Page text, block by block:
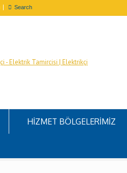
HİZMET BÖLGELERİMİZ